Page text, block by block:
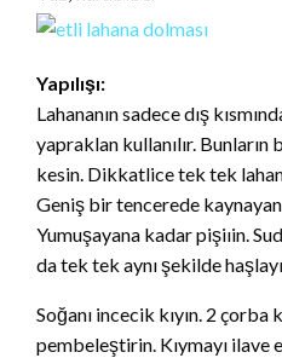
Yapılışı:
Lahananın sadece dış
yapraklan kullanılır. Bunların
kesin. Dikkatlice tek tek
Geniş bir tencerede
Yumuşayana kadar pişiıin.
da tek tek aynı şekilde
Soğanı incecik kıyın. 2 çorba
pembeleştirin. Kıymayı ilave